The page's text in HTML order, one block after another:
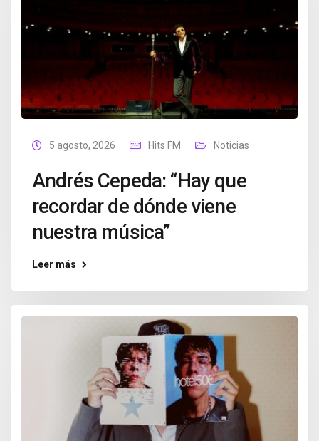
5 agosto, 2026 Hits FM Noticias
Andrés Cepeda: “Hay que
recordar de dónde viene
nuestra música”
Leer más